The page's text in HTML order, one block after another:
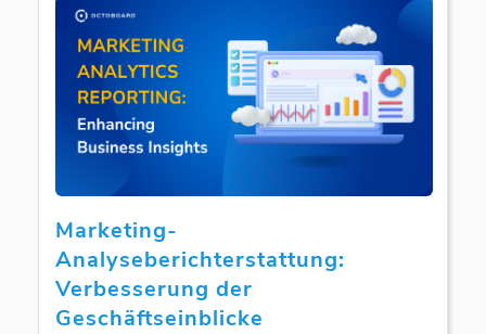
E-Commerce Analytics | 24-09-2024
Marketing-
Analyseberichterstattung:
Verbesserung der
Geschäftseinblicke